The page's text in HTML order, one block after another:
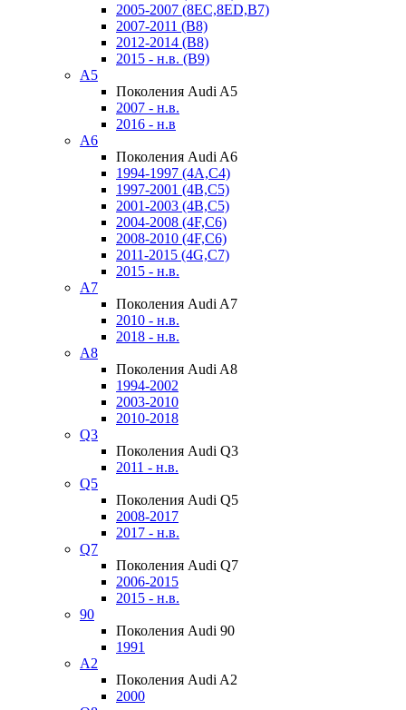
2005-2007 (8EC,8ED,B7)
2007-2011 (B8)
2012-2014 (B8)
2015 - н.в. (B9)
A5
Поколения Audi A5
2007 - н.в.
2016 - н.в
A6
Поколения Audi A6
1994-1997 (4A,C4)
1997-2001 (4B,C5)
2001-2003 (4B,C5)
2004-2008 (4F,C6)
2008-2010 (4F,C6)
2011-2015 (4G,C7)
2015 - н.в.
A7
Поколения Audi A7
2010 - н.в.
2018 - н.в.
A8
Поколения Audi A8
1994-2002
2003-2010
2010-2018
Q3
Поколения Audi Q3
2011 - н.в.
Q5
Поколения Audi Q5
2008-2017
2017 - н.в.
Q7
Поколения Audi Q7
2006-2015
2015 - н.в.
90
Поколения Audi 90
1991
A2
Поколения Audi A2
2000